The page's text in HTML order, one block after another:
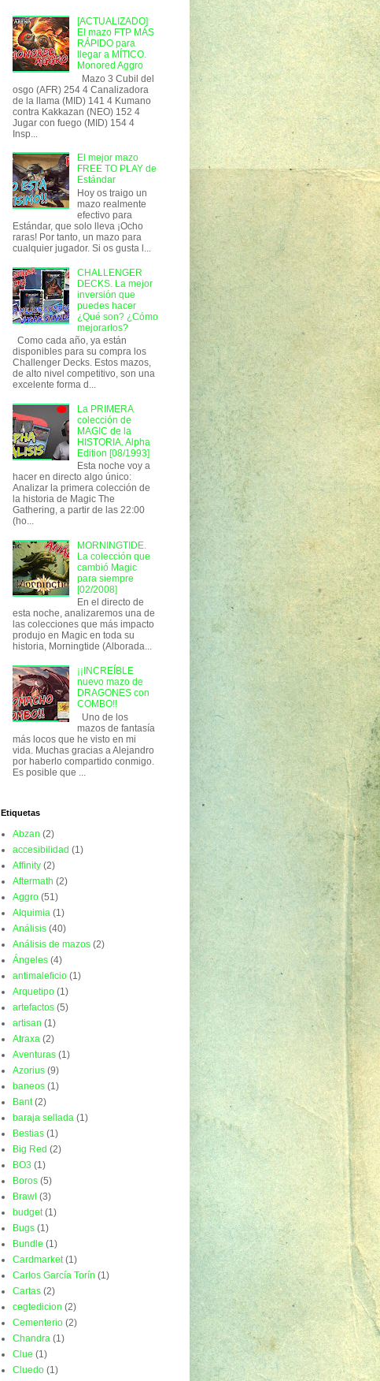
[ACTUALIZADO]
El mazo FTP MÁS
RÁPIDO para
llegar a MÍTICO.
Monored Aggro
Mazo 3 Cubil del
osgo (AFR) 254 4 Canalizadora
de la llama (MID) 141 4 Kumano
contra Kakkazan (NEO) 152 4
Jugar con fuego (MID) 154 4
Insp...
El mejor mazo
FREE TO PLAY de
Estándar
Hoy os traigo un
mazo realmente
efectivo para
Estándar, que solo lleva ¡Ocho
raras! Por tanto, un mazo para
cualquier jugador. Si os gusta l...
CHALLENGER
DECKS. La mejor
inversión que
puedes hacer
¿Qué son? ¿Cómo
mejorarlos?
Como cada año, ya están
disponibles para su compra los
Challenger Decks. Estos mazos,
de alto nivel competitivo, son una
excelente forma d...
La PRIMERA
colección de
MAGIC de la
HISTORIA. Alpha
Edition [08/1993]
Esta noche voy a
hacer en directo algo único:
Analizar la primera colección de
la historia de Magic The
Gathering, a partir de las 22:00
(ho...
MORNINGTIDE.
La colección que
cambió Magic
para siempre
[02/2008]
En el directo de
esta noche, analizaremos una de
las colecciones que más impacto
produjo en Magic en toda su
historia, Morningtide (Alborada...
¡¡INCREÍBLE
nuevo mazo de
DRAGONES con
COMBO!!
Uno de los
mazos de fantasía
más locos que he visto en mi
vida. Muchas gracias a Alejandro
por haberlo compartido conmigo.
Es posible que ...
Etiquetas
Abzan (2)
accesibilidad (1)
Affinity (2)
Aftermath (2)
Aggro (51)
Alquimia (1)
Análisis (40)
Análisis de mazos (2)
Ángeles (4)
antimaleficio (1)
Arquetipo (1)
artefactos (5)
artisan (1)
Atraxa (2)
Aventuras (1)
Azorius (9)
baneos (1)
Bant (2)
baraja sellada (1)
Bestias (1)
Big Red (2)
BO3 (1)
Boros (5)
Brawl (3)
budget (1)
Bugs (1)
Bundle (1)
Cardmarket (1)
Carlos García Torín (1)
Cartas (2)
cegtedicion (2)
Cementerio (2)
Chandra (1)
Clue (1)
Cluedo (1)